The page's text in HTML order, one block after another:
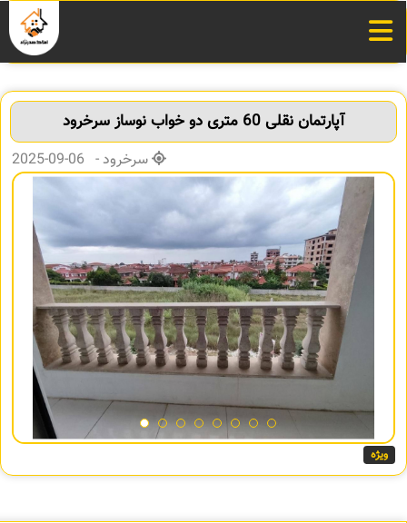
آپارتمان نقلی 60 متری دو خواب نوساز سرخرود
سرخرود - 06-09-2025
ویژه